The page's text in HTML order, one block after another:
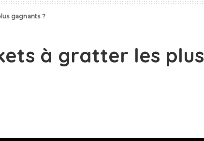
gagnants ?
à gratter les plus